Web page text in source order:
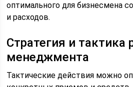
оптимального для бизнесмена
и расходов.
Стратегия и тактика
менеджмента
Тактические действия можно